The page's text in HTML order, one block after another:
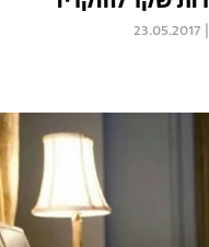
23.05.2017